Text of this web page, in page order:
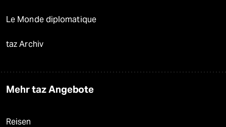
Le Monde diplomatique
taz Archiv
Mehr taz Angebote
Reisen